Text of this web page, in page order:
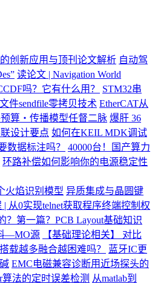
创新应用与顶刊论文解析 自动驾
读论文 | Navigation World
吗？它有什么用？
STM32串
件sendfile零拷贝技术 EtherCAT从
算・传播模型任督二脉 爆肝 36
设计要点 如何在KEIL MDK调试
数据标注吗？
40000台！国产算力
环路补偿如何影响你的电源稳定性
火焰识别模型 异质集成与晶圆键
| 从0实现telnet获取程序终端控制权
？第一篇？PCB Layout基础知识
—MO源
【基础理论相关】 对比
载越多融合越困难吗？
蓝牙IC更
EMC电磁兼容诊断用近场探头的
法的定时误差检测 从matlab到